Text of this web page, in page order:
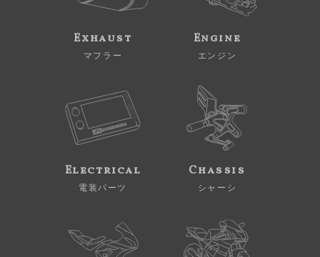
Exhaust
マフラー
Engine
エンジン
Electrical
電装パーツ
Chassis
シャーシ